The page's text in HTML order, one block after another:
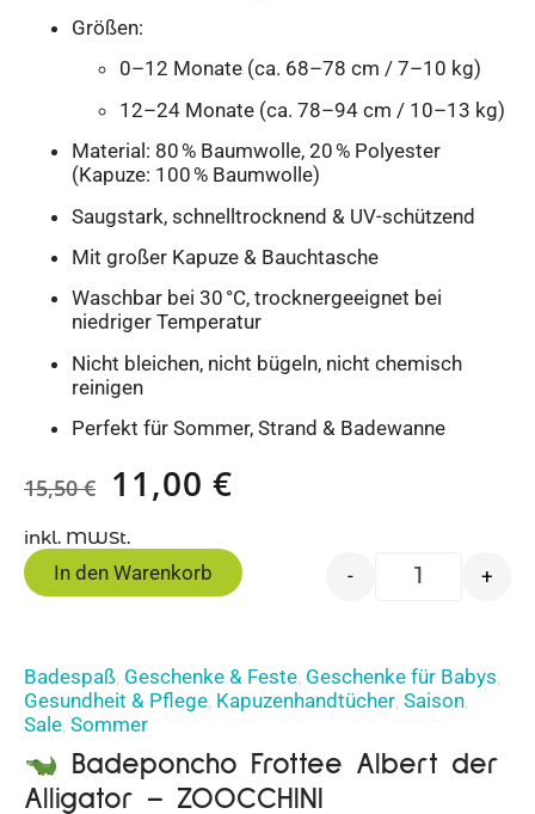
Größen:
0–12 Monate (ca. 68–78 cm / 7–10 kg)
12–24 Monate (ca. 78–94 cm / 10–13 kg)
Material: 80 % Baumwolle, 20 % Polyester
(Kapuze: 100 % Baumwolle)
Saugstark, schnelltrocknend & UV-schützend
Mit großer Kapuze & Bauchtasche
Waschbar bei 30 °C, trocknergeeignet bei
niedriger Temperatur
Nicht bleichen, nicht bügeln, nicht chemisch
reinigen
Perfekt für Sommer, Strand & Badewanne
15,50€ 11,00 €
inkl. MWSt.
- +
In den Warenkorb
Badespaß, Geschenke & Feste, Geschenke für Babys,
Gesundheit & Pflege, Kapuzenhandtücher, Saison,
Sale, Sommer
Badeponcho Frottee Albert der
Alligator – ZOOCCHINI